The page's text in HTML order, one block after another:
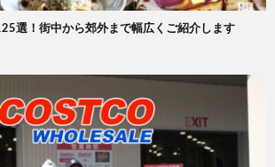
選！街中から郊外まで幅広くご紹介します